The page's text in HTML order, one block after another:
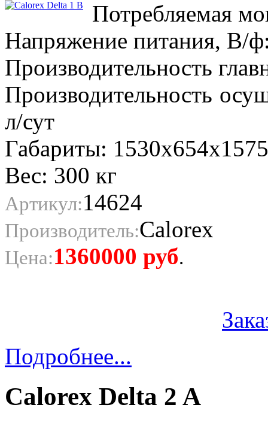
Потребляемая
Напряжение питания, В/
Производительность
Производительность
л/сут
Габариты:
Вес: 300 кг
Артикул:14624
Производитель:Calorex
Цена:1360000 руб.
Подробнее...
Calorex Delta 2 A